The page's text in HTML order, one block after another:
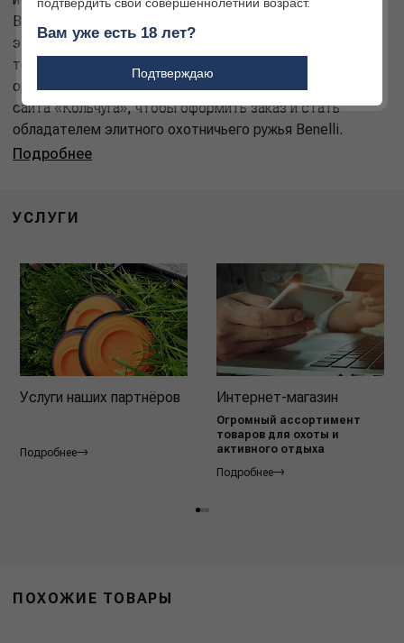
Benelli; 4. скидки, акции, розыгрыши призов. Кроме
этого, салон «Кольчуга» предоставляет услуги
технического обслуживания и ремонта гражданского
оружия любого типа и марки. Свяжитесь с менеджером
сайта «Кольчуга», чтобы оформить заказ и стать
обладателем элитного охотничьего ружья Benelli.
Подробнее
УСЛУГИ
Услуги наших партнёров
Подробнее
Интернет-магазин
Огромный ассортимент
товаров для охоты и
активного отдыха
Подробнее
ПОХОЖИЕ ТОВАРЫ
Вам уже есть 18 лет?
Подтверждаю